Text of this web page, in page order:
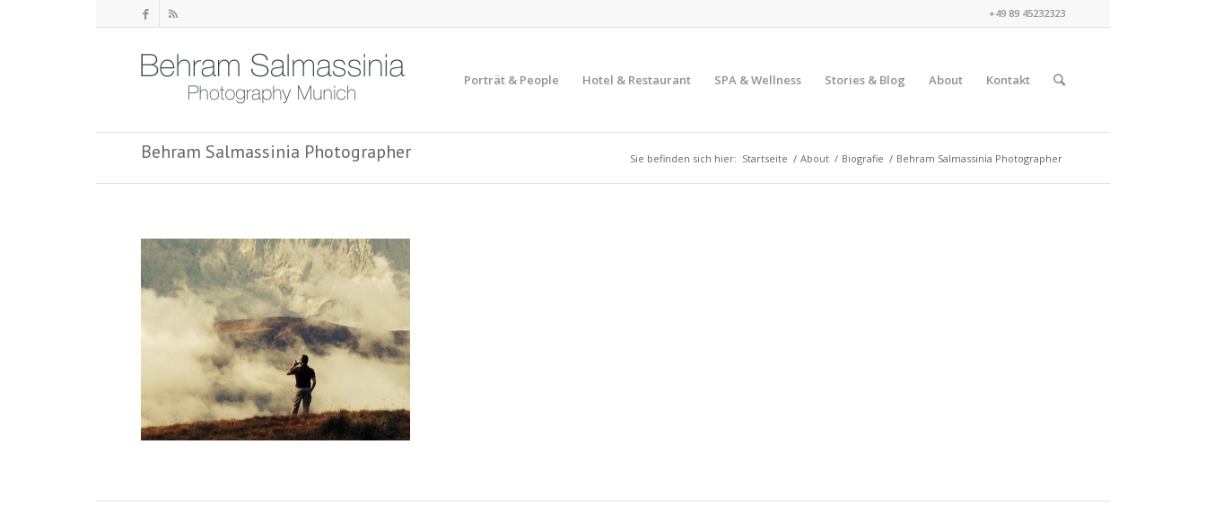
+49 89 45232323
Porträt & People Hotel & Restaurant SPA & Wellness Stories & Blog About Kontakt
Behram Salmassinia Photographer Sie befinden sich hier: Startseite / About / Biografie / Behram Salmassinia Photographer